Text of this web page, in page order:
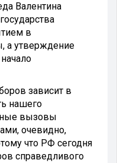
Валентина
в
а утверждение
зависит в
нашего
вызовы
очевидно,
что РФ сегодня
справедливого